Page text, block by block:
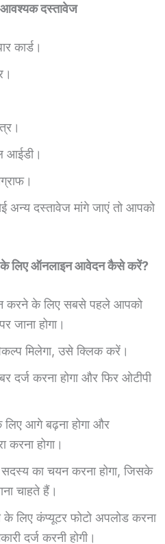
दस्तावेज
कार्ड।
आईडी।
दस्तावेज मांगे जाएं तो आपको
लिए ऑनलाइन आवेदन कैसे करें?
करने के लिए सबसे पहले आपको
जाना होगा।
मिलेगा, उसे क्लिक करें।
दर्ज करना होगा और फिर ओटीपी
आगे बढ़ना होगा और
करना होगा।
का चयन करना होगा, जिसके
चाहते हैं।
लिए कंप्यूटर फोटो अपलोड करना
दर्ज करनी होगी।